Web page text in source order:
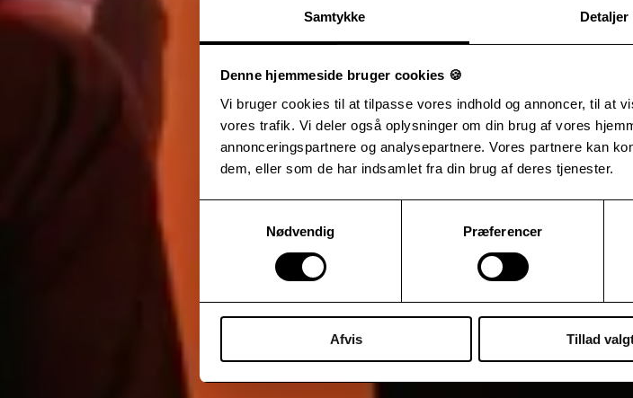
Samtykke Detaljer
Denne hjemmeside bruger cookies 🍪
Vi bruger cookies til at tilpasse vores indhold og annoncer, til at
vores trafik. Vi deler også oplysninger om din brug af vores
annonceringspartnere og analysepartnere. Vores partnere kan
dem, eller som de har indsamlet fra din brug af deres tjenester.
Nødvendig
Præferencer
Afvis Tillad